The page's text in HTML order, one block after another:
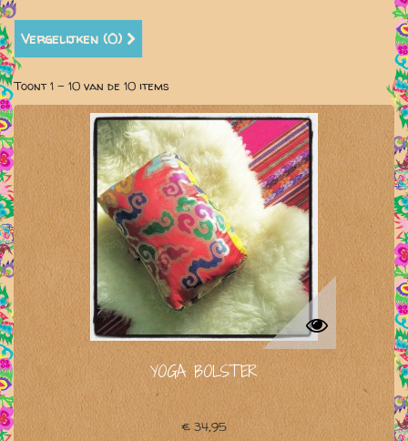
Vergelijken (0)
Toont 1 - 10 van de 10 items
YOGA BOLSTER
€ 34,95